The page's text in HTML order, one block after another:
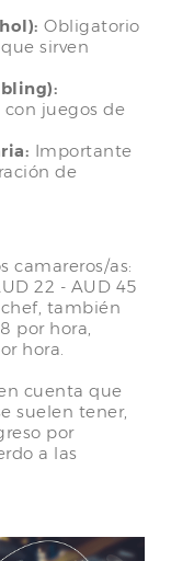
Obligatorio
sirven
con juegos de
Importante
de
camareros/as:
22 - AUD 45
también
por hora,
hora.
cuenta que
suelen tener,
por
a las